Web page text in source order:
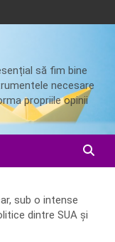
să fim bine
necesare
propriile opinii
sub o intense
dintre SUA și